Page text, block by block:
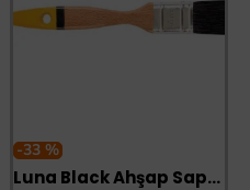
-33 %
Luna Black Ahşap Saplı Yağlı Boya Fırçası No:1